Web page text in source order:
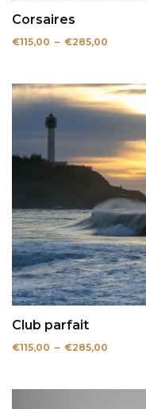
Corsaires
€115,00 – €285,00
à
€285,00
Club parfait
€115,00 – €285,00